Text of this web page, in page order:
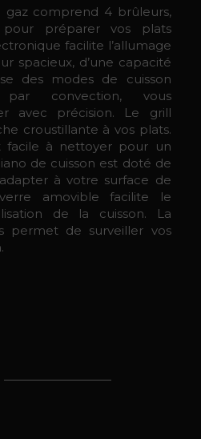
gaz comprend 4 brûleurs,
préparer vos plats
facilite l’allumage
spacieux, d’une capacité
des modes de cuisson
convection, vous
avec précision. Le grill
croustillante à vos plats.
facile à nettoyer pour un
de cuisson est doté de
à votre surface de
amovible facilite le
de la cuisson. La
permet de surveiller vos